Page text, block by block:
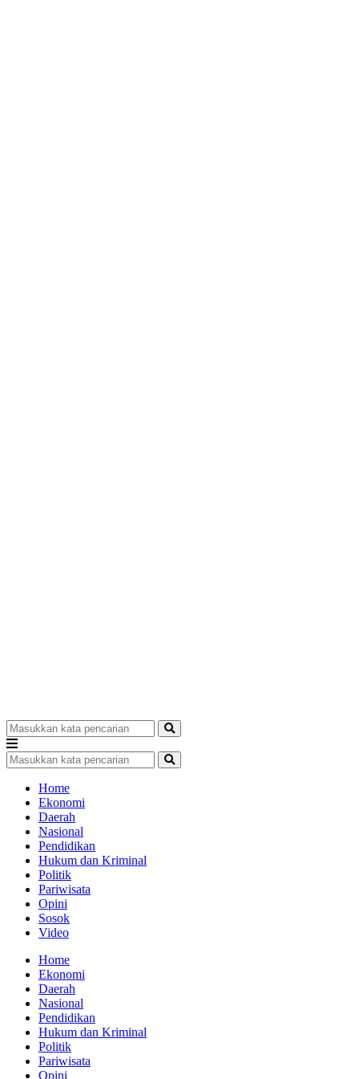
Home
Ekonomi
Daerah
Nasional
Pendidikan
Hukum dan Kriminal
Politik
Pariwisata
Opini
Sosok
Video
Home
Ekonomi
Daerah
Nasional
Pendidikan
Hukum dan Kriminal
Politik
Pariwisata
Opini